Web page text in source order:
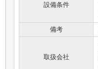
設備条件
備考
取扱会社